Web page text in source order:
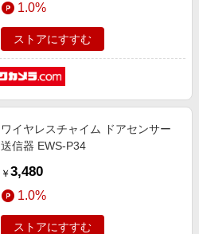
1.0%
ストアにすすむ
ワイヤレスチャイム ドアセンサー
送信器 EWS-P34
￥ 3,480
1.0%
ストアにすすむ